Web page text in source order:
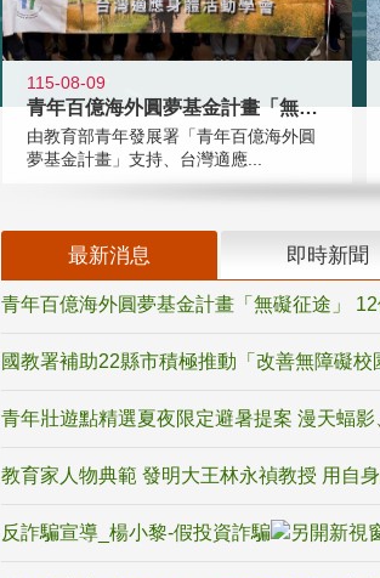
115-08-09
青年百億海外圓夢基金計畫「無礙征途
由教育部青年發展署「青年百億海外圓
夢基金計畫」支持、台灣適應...
最新消息 即時新聞
青年百億海外圓夢基金計畫「無礙征途」
國教署補助22縣市積極推動「改善無障礙
青年壯遊點精選夏夜限定避暑提案 漫天蝠
教育家人物典範 發明大王林永禎教授 用自
反詐騙宣導_楊小黎-假投資詐騙